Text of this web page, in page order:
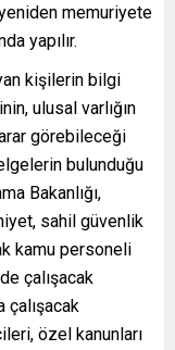
memuriyete
yapılır.
kişilerin bilgi
ulusal varlığın
görebileceği
bulunduğu
Bakanlığı,
sahil güvenlik
kamu personeli
çalışacak
çalışacak
özel kanunları